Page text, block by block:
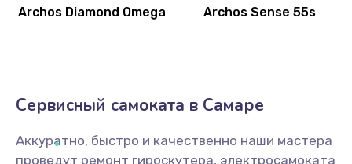
Archos Diamond Omega Archos Sense 55s
Сервисный самоката в Самаре
Аккуратно, быстро и качественно наши мастера
проведут ремонт гироскутера, электросамоката